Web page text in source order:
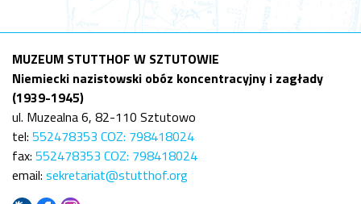
MUZEUM STUTTHOF W SZTUTOWIE
Niemiecki nazistowski obóz koncentracyjny i zagłady
(1939-1945)
ul. Muzealna 6, 82-110 Sztutowo
tel: 552478353 COZ: 798418024
fax: 552478353 COZ: 798418024
email: sekretariat@stutthof.org